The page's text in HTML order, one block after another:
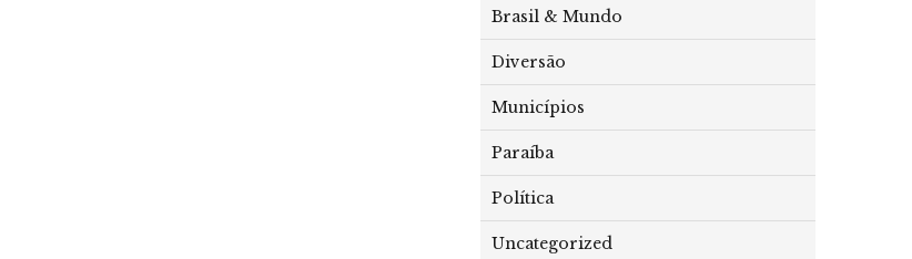
Brasil & Mundo
Diversão
Municípios
Paraíba
Política
Uncategorized